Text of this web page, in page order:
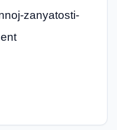
zanyatosti-